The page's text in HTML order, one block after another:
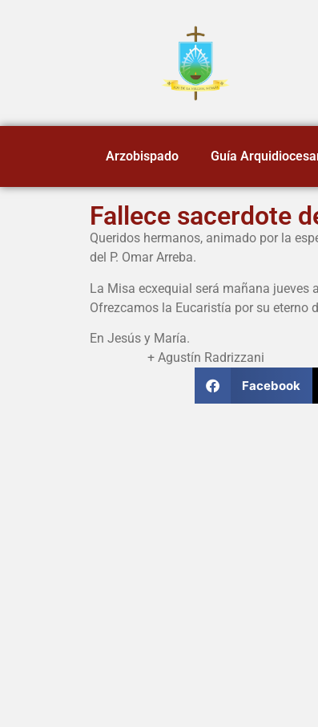
Arzobispado Guía
Fallece sacerdote
Queridos hermanos, animado por la
del P. Omar Arreba.
La Misa ecxequial será mañana jueves
Ofrezcamos la Eucaristía por su eterno
En Jesús y María.
+ Agustín Radrizzani
Facebook